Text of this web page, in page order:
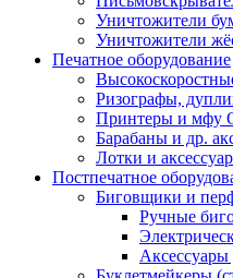
Уничтожители
Уничтожители
Печатное оборудование
Ризографы,
Принтеры и мфу
Барабаны и др.
Лотки и
Постпечатное
Биговщики и
Ручные